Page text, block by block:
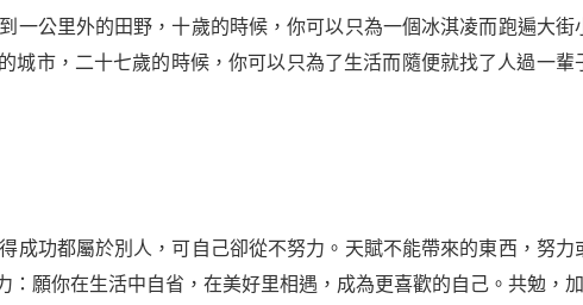
公里外的田野，十歲的時候，你可以只為一個冰淇凌而跑遍大街
城市，二十七歲的時候，你可以只為了生活而隨便就找了人過一輩
成功都屬於別人，可自己卻從不努力。天賦不能帶來的東西，努力
願你在生活中自省，在美好里相遇，成為更喜歡的自己。共勉，加